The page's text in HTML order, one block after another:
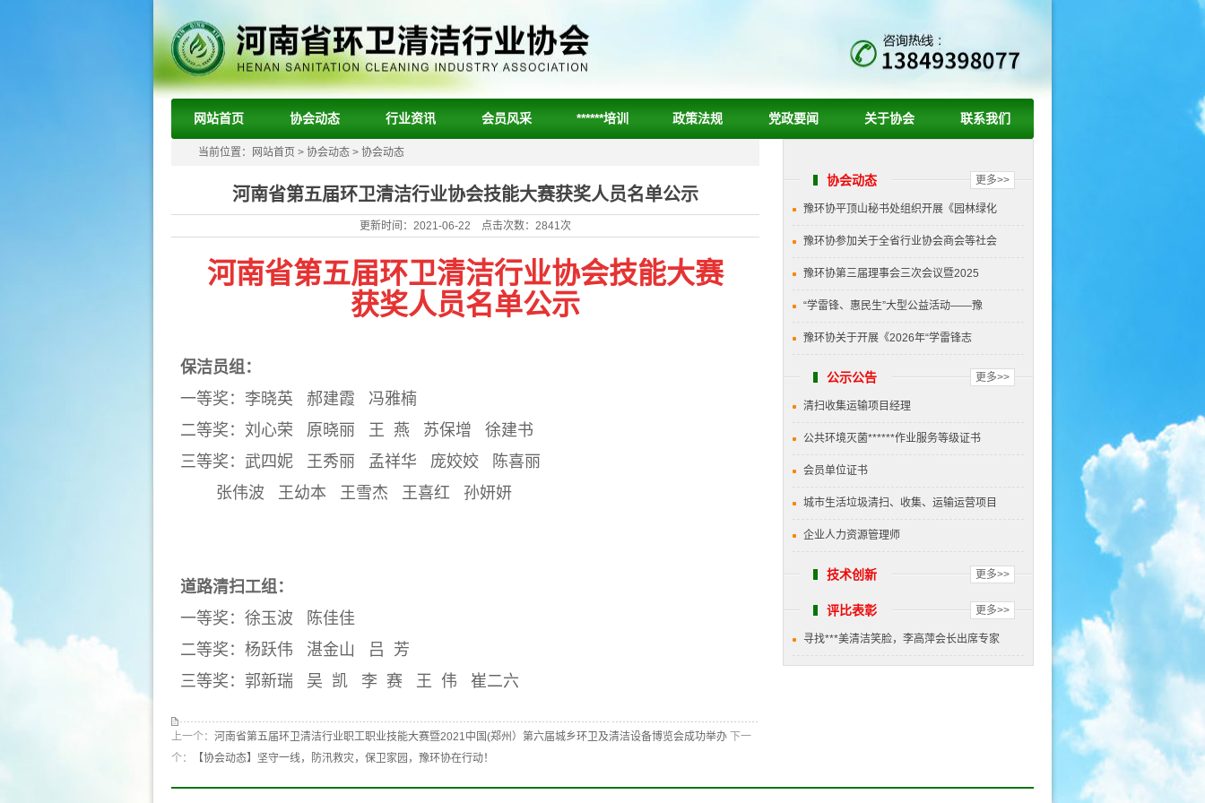
网站首页 协会动态 行业资讯 会员风采 ******培训 政策法规 党政要闻 关于协会 联系我们
更多>>
协会动态
豫环协平顶山秘书处组织开展《园林绿化
豫环协参加关于全省行业协会商会等社会
豫环协第三届理事会三次会议暨2025
“学雷锋、惠民生”大型公益活动——豫
豫环协关于开展《2026年“学雷锋志
更多>>
公示公告
清扫收集运输项目经理
公共环境灭菌******作业服务等级证书
会员单位证书
城市生活垃圾清扫、收集、运输运营项目
企业人力资源管理师
更多>>
技术创新
更多>>
评比表彰
寻找***美清洁笑脸，李高萍会长出席专家
当前位置： 网站首页 > 协会动态 > 协会动态
河南省第五届环卫清洁行业协会技能大赛获奖人员名单公示
更新时间：2021-06-22 点击次数：2841次
河南省第五届环卫清洁行业协会技能大赛
获奖人员名单公示
保洁员组：
一等奖：李晓英 郝建霞 冯雅楠
二等奖：刘心荣
原晓丽 王 燕 苏保增
徐建书
三等奖：武四妮
王秀丽 孟祥华 庞姣姣
陈喜丽
张伟波
王幼本 王雪杰 王喜红 孙妍妍
道路清扫工组：
一等奖：徐玉波
陈佳佳
二等奖：杨跃伟
湛金山 吕
芳
三等奖：郭新瑞
吴 凯 李 赛 王 伟 崔二六
上一个： 河南省第五届环卫清洁行业职工职业技能大赛暨2021中国(郑州）第六届城乡环卫及清洁设备博览会成功举办
下一
个：
【协会动态】坚守一线，防汛救灾，保卫家园，豫环协在行动！